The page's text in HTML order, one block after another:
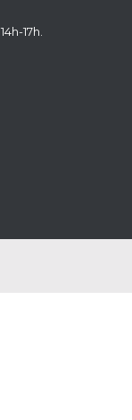
17h.